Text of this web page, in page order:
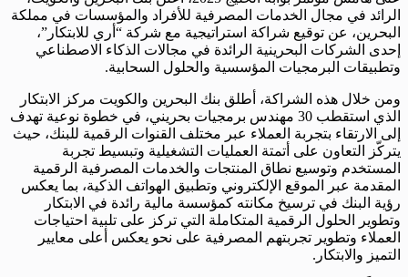
الرائد في مجال الخدمات المصرفية للأفراد والمؤسسات في مملكة
البحرين، عن توقيع شراكة استراتيجية مع شركة “أري للابتكار”،
إحدى الشركات البحرينية الرائدة في مجالات الذكاء الاصطناعي
وتطبيقات البرمجيات المؤسسية والحلول السحابية.
ومن خلال هذه الشراكة، أطلق بنك البحرين والكويت مركز الابتكار
الذي استقطب 30 مهندس برمجيات بحريني، في خطوة نوعية تهدف
إلى الارتقاء بتجربة العملاء عبر مختلف القنوات الرقمية للبنك، حيث
يتركّز التعاون على أتمتة العمليات التشغيلية وتبسيط تجربة
المستخدم وتوسيع نطاق المنتجات والخدمات المصرفية الرقمية
المقدمة عبر الموقع الإلكتروني وتطبيق الهواتف الذكية، بما يعكس
رؤية البنك في ترسيخ مكانته كمؤسسة مالية رائدة في الابتكار
وتطوير الحلول الرقمية المتكاملة التي تركز على تلبية احتياجات
العملاء وتطوير تجربتهم المصرفية على نحو يعكس أعلى معايير
التميز والابتكار.